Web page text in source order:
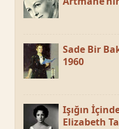
Sade Bir
1960
Işığın
Elizabeth